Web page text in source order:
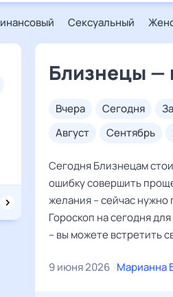
Сексуальный
Близнецы —
вчера сегодня
август
сентябрь
Сегодня Близнецам
ошибку совершить
желания – сейчас нужно
Гороскоп на сегодня
– вы можете встретить
9 июня 2026 Марианна